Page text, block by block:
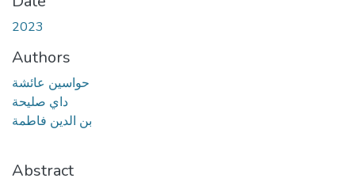
2023
Authors
حواسين عائشة
داي صليحة
بن الدين فاطمة
Abstract